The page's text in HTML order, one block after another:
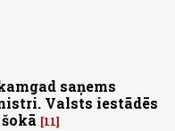
saņems
Valsts iestādēs
11